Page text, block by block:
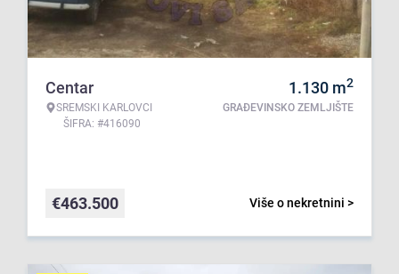
Centar
SREMSKI KARLOVCI
ŠIFRA: #416090
1.130 m2
GRAĐEVINSKO ZEMLJIŠTE
Više o nekretnini >
€463.500